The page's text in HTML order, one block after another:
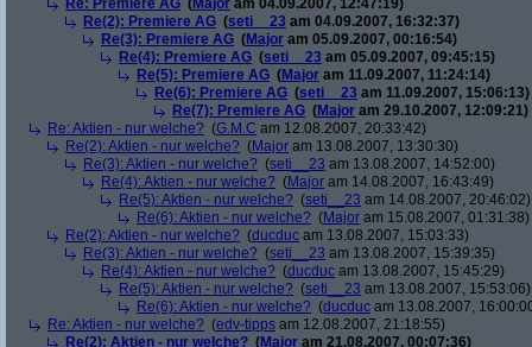
Re: Premiere AG (Major am 04.09.2007, 12:47:19)
Re(2): Premiere AG (seti__23 am 04.09.2007, 16:32:37)
Re(3): Premiere AG (Major am 05.09.2007, 00:16:54)
Re(4): Premiere AG (seti__23 am 05.09.2007, 09:45:15)
Re(5): Premiere AG (Major am 11.09.2007, 11:24:14)
Re(6): Premiere AG (seti__23 am 11.09.2007, 15:06:13)
Re(7): Premiere AG (Major am 29.10.2007, 12:09:21)
Re: Aktien - nur welche? (G.M.C am 12.08.2007, 20:33:42)
Re(2): Aktien - nur welche? (Major am 13.08.2007, 13:30:30)
Re(3): Aktien - nur welche? (seti__23 am 13.08.2007, 14:52:00)
Re(4): Aktien - nur welche? (Major am 14.08.2007, 16:43:49)
Re(5): Aktien - nur welche? (seti__23 am 14.08.2007, 20:46:02)
Re(6): Aktien - nur welche? (Major am 15.08.2007, 01:31:38)
Re(2): Aktien - nur welche? (ducduc am 13.08.2007, 15:03:33)
Re(3): Aktien - nur welche? (seti__23 am 13.08.2007, 15:39:35)
Re(4): Aktien - nur welche? (ducduc am 13.08.2007, 15:45:29)
Re(5): Aktien - nur welche? (seti__23 am 13.08.2007, 15:53:06)
Re(6): Aktien - nur welche? (ducduc am 13.08.2007,
Re: Aktien - nur welche? (edv-tipps am 12.08.2007, 21:18:55)
Re(2): Aktien - nur welche? (Major am 21.08.2007, 00:07:36)